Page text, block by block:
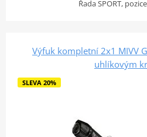
Řada SPORT,
Výfuk kompletní 2x1 MIVV
uhlíkovým
SLEVA 20%